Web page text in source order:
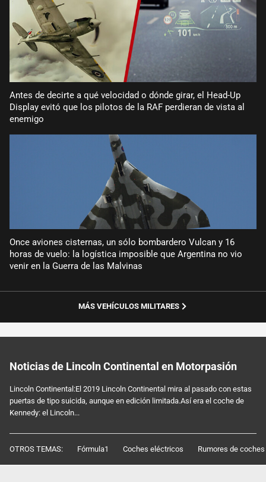
Antes de decirte a qué velocidad o dónde girar, el Head-Up
Display evitó que los pilotos de la RAF perdieran de vista al
enemigo
Once aviones cisternas, un sólo bombardero Vulcan y 16
horas de vuelo: la logística imposible que Argentina no vio
venir en la Guerra de las Malvinas
MÁS VEHÍCULOS MILITARES
Noticias de Lincoln Continental en Motorpasión
Lincoln Continental:El 2019 Lincoln Continental mira al pasado con estas
puertas de tipo suicida, aunque en edición limitada.Así era el coche de
Kennedy: el Lincoln...
OTROS TEMAS: Fórmula1 Coches eléctricos Rumores de coches